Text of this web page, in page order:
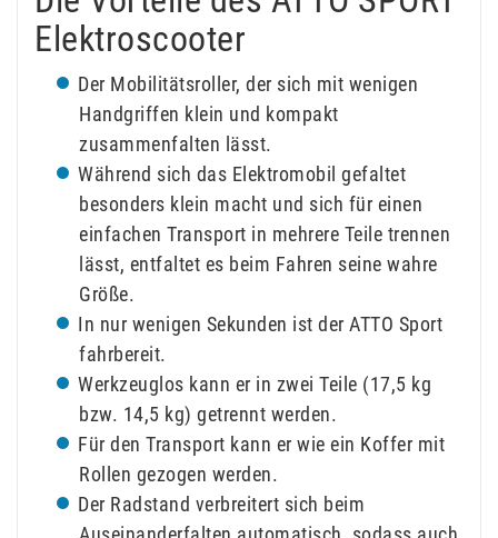
Elektroscooter
Der Mobilitätsroller, der sich mit wenigen
Handgriffen klein und kompakt
zusammenfalten lässt.
Während sich das Elektromobil gefaltet
besonders klein macht und sich für einen
einfachen Transport in mehrere Teile trennen
lässt, entfaltet es beim Fahren seine wahre
Größe.
In nur wenigen Sekunden ist der ATTO Sport
fahrbereit.
Werkzeuglos kann er in zwei Teile (17,5 kg
bzw. 14,5 kg) getrennt werden.
Für den Transport kann er wie ein Koffer mit
Rollen gezogen werden.
Der Radstand verbreitert sich beim